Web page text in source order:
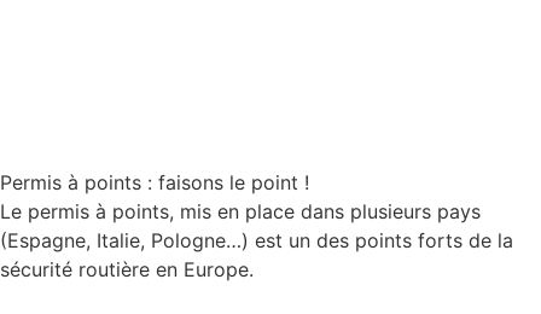
Permis à points : faisons le point !
Le permis à points, mis en place dans plusieurs pays
(Espagne, Italie, Pologne…) est un des points forts de la
sécurité routière en Europe.